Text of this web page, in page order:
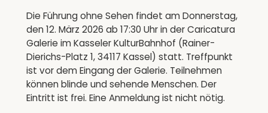
Die Führung ohne Sehen findet am Donnerstag,
den 12. März 2026 ab 17:30 Uhr in der Caricatura
Galerie im Kasseler KulturBahnhof (Rainer-
Dierichs-Platz 1, 34117 Kassel) statt. Treffpunkt
ist vor dem Eingang der Galerie. Teilnehmen
können blinde und sehende Menschen. Der
Eintritt ist frei. Eine Anmeldung ist nicht nötig.